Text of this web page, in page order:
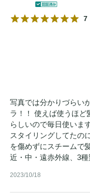
7
写真では分かりづらい
ラ！！ 使えば使うほど
らしいので毎日使いま
スタイリングしてたの
を傷めずにスチームで
近・中・遠赤外線、3
2023/10/18